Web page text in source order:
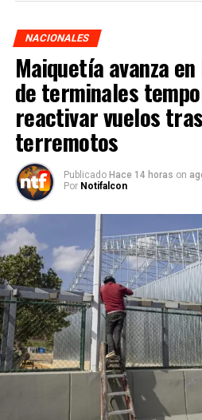
NACIONALES
Maiquetía avanza
de terminales
reactivar vuelos
terremotos
Publicado Hace 14 horas on
Por Notifalcon